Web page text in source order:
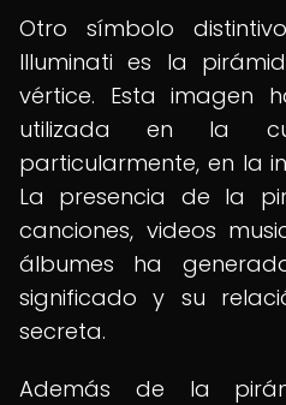
Otro símbolo
Illuminati es la
vértice. Esta imagen
utilizada en la
particularmente, en la
La presencia de la
canciones, videos
álbumes ha
significado y su
secreta.
Además de la